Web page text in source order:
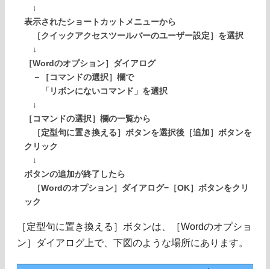
↓
表示されたショートカットメニューから
［クイックアクセスツールバーのユーザー設定］を選択
↓
［Wordのオプション］ダイアログ
－［コマンドの選択］欄で
「リボンにないコマンド」を選択
↓
［コマンドの選択］欄の一覧から
［定型句に置き換える］ボタンを選択後［追加］ボタンを
クリック
↓
ボタンの追加が終了したら
［Wordのオプション］ダイアログ−［OK］ボタンをクリ
ック
［定型句に置き換える］ボタンは、［Wordのオプショ
ン］ダイアログ上で、下図のような場所にあります。